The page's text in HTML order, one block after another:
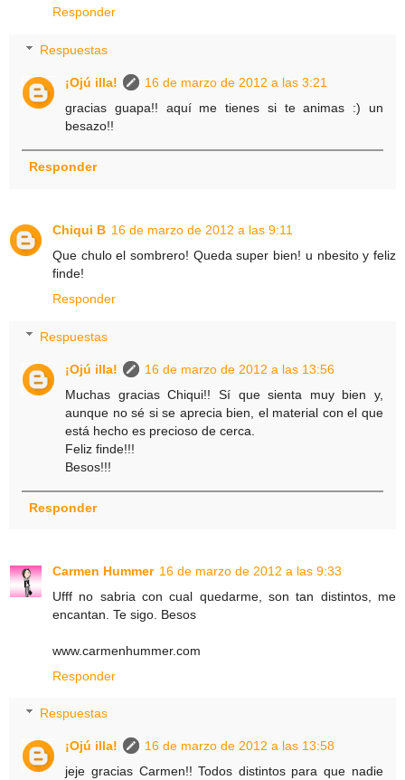
Responder
Respuestas
¡Ojú illa!
16 de marzo de 2012 a las 3:21
gracias guapa!! aquí me tienes si te animas :) un
besazo!!
Responder
Chiqui B 16 de marzo de 2012 a las 9:11
Que chulo el sombrero! Queda super bien! u nbesito y feliz
finde!
Responder
Respuestas
¡Ojú illa!
16 de marzo de 2012 a las 13:56
Muchas gracias Chiqui!! Sí que sienta muy bien y,
aunque no sé si se aprecia bien, el material con el que
está hecho es precioso de cerca.
Feliz finde!!!
Besos!!!
Responder
Carmen Hummer 16 de marzo de 2012 a las 9:33
Ufff no sabria con cual quedarme, son tan distintos, me
encantan. Te sigo. Besos
www.carmenhummer.com
Responder
Respuestas
¡Ojú illa!
16 de marzo de 2012 a las 13:58
jeje gracias Carmen!! Todos distintos para que nadie